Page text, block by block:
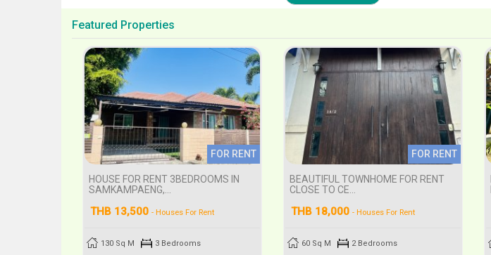
Featured Properties
FOR RENT
HOUSE FOR RENT 3BEDROOMS IN
SAMKAMPAENG,...
THB 13,500 - Houses For Rent
130 Sq M 3 Bedrooms
FOR RENT
BEAUTIFUL TOWNHOME FOR RENT
CLOSE TO CE...
THB 18,000 - Houses For Rent
60 Sq M 2 Bedrooms